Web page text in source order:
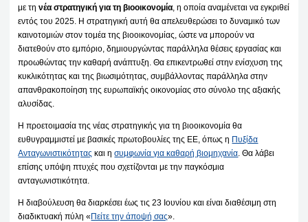
με τηνέα στρατηγική για τη βιοοικονομία, η οποία αναμένεται να εγκριθεί
εντός του 2025. Η στρατηγική αυτή θα απελευθερώσει το δυναμικό των
καινοτομιών στον τομέα της βιοοικονομίας, ώστε να μπορούν να
διατεθούν στο εμπόριο, δημιουργώντας παράλληλα θέσεις εργασίας και
προωθώντας την καθαρή ανάπτυξη. Θα επικεντρωθεί στην ενίσχυση της
κυκλικότητας και της βιωσιμότητας, συμβάλλοντας παράλληλα στην
απανθρακοποίηση της ευρωπαϊκής οικονομίας στο σύνολο της αξιακής
αλυσίδας.
Η προετοιμασία της νέας στρατηγικής για τη βιοοικονομία θα
ευθυγραμμιστεί με βασικές πρωτοβουλίες της ΕΕ, όπως η Πυξίδα
Ανταγωνιστικότητας και ησυμφωνία για καθαρή βιομηχανία. Θα λάβει
επίσης υπόψη πτυχές που σχετίζονται με την παγκόσμια
ανταγωνιστικότητα.
Η διαβούλευση θα διαρκέσει έως τις 23 Ιουνίου και είναι διαθέσιμη στη
διαδικτυακή πύλη « Πείτε την άποψή σας».